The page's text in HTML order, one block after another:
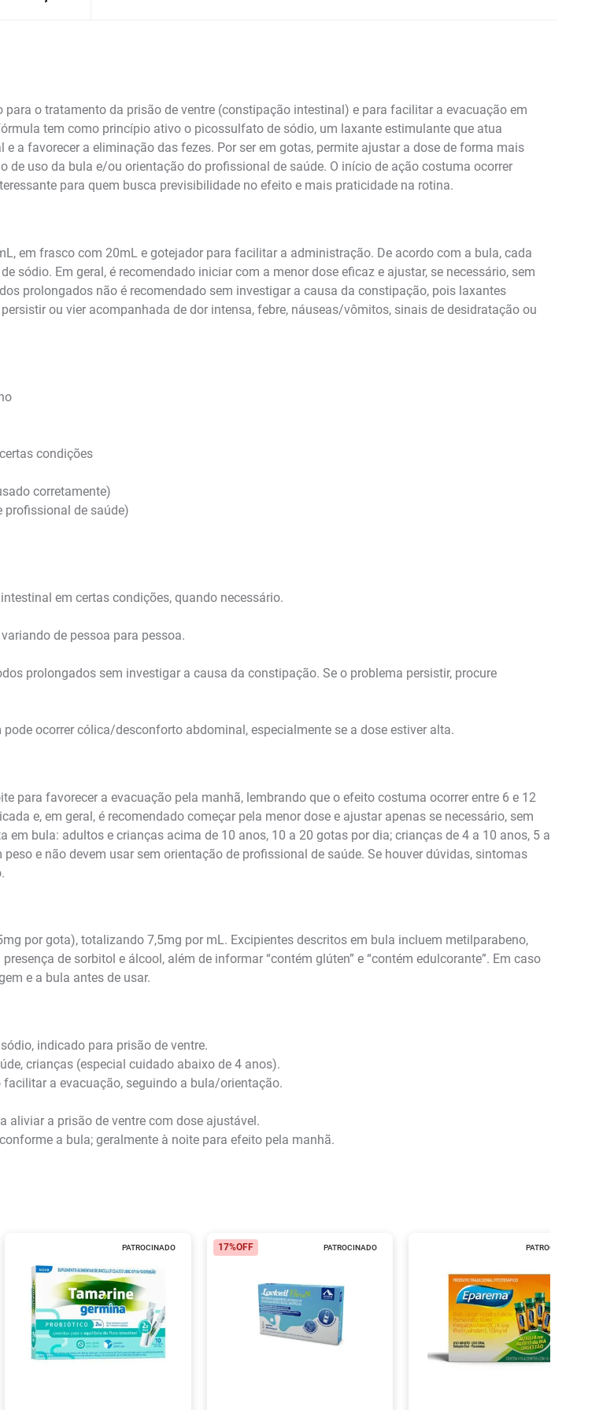
o tratamento da prisão de ventre (constipação intestinal) e para facilitar a evacuação em
tem como princípio ativo o picossulfato de sódio, um laxante estimulante que atua
a favorecer a eliminação das fezes. Por ser em gotas, permite ajustar a dose de forma mais
de uso da bula e/ou orientação do profissional de saúde. O início de ação costuma ocorrer
para quem busca previsibilidade no efeito e mais praticidade na rotina.
em frasco com 20mL e gotejador para facilitar a administração. De acordo com a bula, cada
sódio. Em geral, é recomendado iniciar com a menor dose eficaz e ajustar, se necessário, sem
prolongados não é recomendado sem investigar a causa da constipação, pois laxantes
ou vier acompanhada de dor intensa, febre, náuseas/vômitos, sinais de desidratação ou
condições
corretamente)
profissional de saúde)
em certas condições, quando necessário.
de pessoa para pessoa.
prolongados sem investigar a causa da constipação. Se o problema persistir, procure
ocorrer cólica/desconforto abdominal, especialmente se a dose estiver alta.
para favorecer a evacuação pela manhã, lembrando que o efeito costuma ocorrer entre 6 e 12
e, em geral, é recomendado começar pela menor dose e ajustar apenas se necessário, sem
bula: adultos e crianças acima de 10 anos, 10 a 20 gotas por dia; crianças de 4 a 10 anos, 5 a
e não devem usar sem orientação de profissional de saúde. Se houver dúvidas, sintomas
por gota), totalizando 7,5mg por mL. Excipientes descritos em bula incluem metilparabeno,
de sorbitol e álcool, além de informar “contém glúten” e “contém edulcorante”. Em caso
e a bula antes de usar.
indicado para prisão de ventre.
crianças (especial cuidado abaixo de 4 anos).
a evacuação, seguindo a bula/orientação.
aliviar a prisão de ventre com dose ajustável.
a bula; geralmente à noite para efeito pela manhã.
PATROCINADO PATROCINADO
17%OFF PATROCINADO